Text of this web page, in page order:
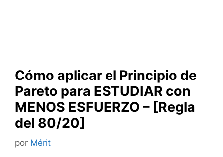
Cómo aplicar el Principio de
Pareto para ESTUDIAR con
MENOS ESFUERZO – [Regla
del 80/20]
por Mérit